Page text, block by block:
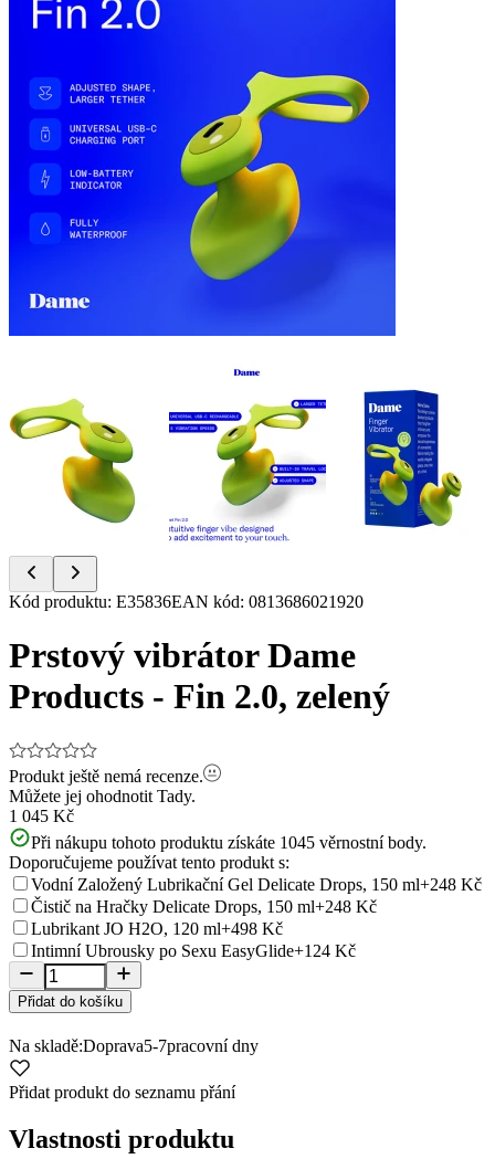
Item
of
Kód produktu: E35836EAN kód: 0813686021920
Prstový vibrátor Dame
Products - Fin 2.0, zelený
Produkt ještě nemá recenze.
Můžete jej ohodnotit Tady.
1 045 Kč
Při nákupu tohoto produktu získáte 1045 věrnostní body.
Doporučujeme používat tento produkt s:
Vodní Založený Lubrikační Gel Delicate Drops, 150 ml+248 Kč
Čistič na Hračky Delicate Drops, 150 ml+248 Kč
Lubrikant JO H2O, 120 ml+498 Kč
Intimní Ubrousky po Sexu EasyGlide+124 Kč
Přidat do košíku
Na skladě:Doprava5-7pracovní dny
Přidat produkt do seznamu přání
Vlastnosti produktu